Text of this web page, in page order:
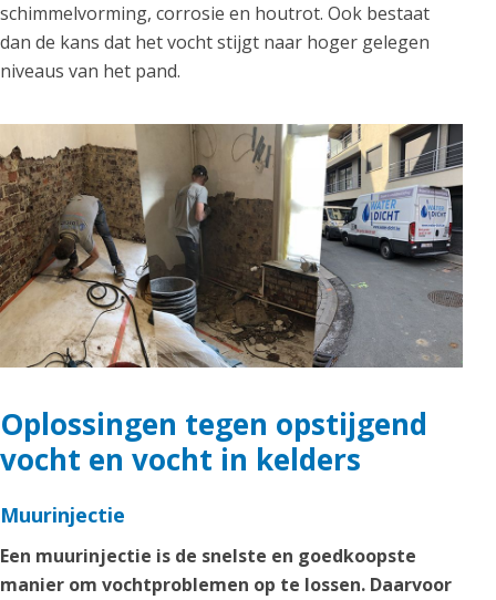
schimmelvorming, corrosie en houtrot. Ook bestaat
dan de kans dat het vocht stijgt naar hoger gelegen
niveaus van het pand.
Oplossingen tegen opstijgend
vocht en vocht in kelders
Muurinjectie
Een muurinjectie is de snelste en goedkoopste
manier om vochtproblemen op te lossen. Daarvoor